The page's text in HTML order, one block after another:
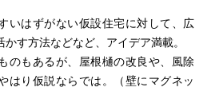
いはずがない仮設住宅に対して、広
かす方法などなど、アイデア満載。
のもあるが、屋根樋の改良や、風除
はり仮説ならでは。（壁にマグネッ